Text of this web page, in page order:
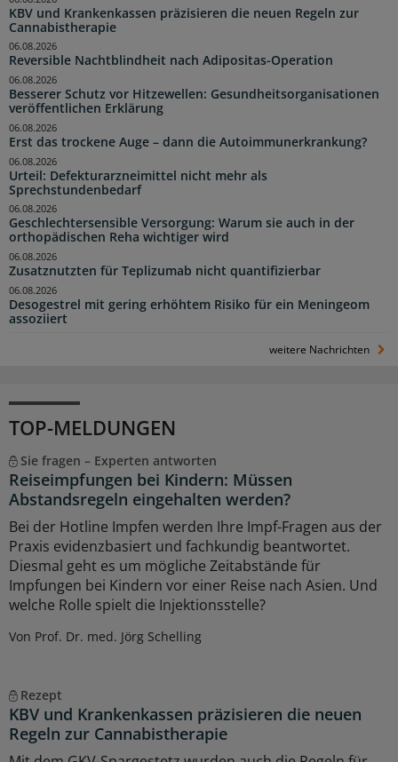
KBV und Krankenkassen präzisieren die neuen Regeln zur
Cannabistherapie
Reversible Nachtblindheit nach Adipositas-Operation
06.08.2026
Besserer Schutz vor Hitzewellen: Gesundheitsorganisationen
veröffentlichen Erklärung
06.08.2026
Erst das trockene Auge – dann die Autoimmunerkrankung?
06.08.2026
Urteil: Defekturarzneimittel nicht mehr als
Sprechstundenbedarf
06.08.2026
Geschlechtersensible Versorgung: Warum sie auch in der
orthopädischen Reha wichtiger wird
06.08.2026
Zusatznutzten für Teplizumab nicht quantifizierbar
06.08.2026
Desogestrel mit gering erhöhtem Risiko für ein Meningeom
assoziiert
06.08.2026
weitere Nachrichten
TOP-MELDUNGEN
Sie fragen – Experten antworten
Reiseimpfungen bei Kindern: Müssen
Abstandsregeln eingehalten werden?
Bei der Hotline Impfen werden Ihre Impf-Fragen aus der
Praxis evidenzbasiert und fachkundig beantwortet.
Diesmal geht es um mögliche Zeitabstände für
Impfungen bei Kindern vor einer Reise nach Asien. Und
welche Rolle spielt die Injektionsstelle?
Von Prof. Dr. med. Jörg Schelling
Rezept
KBV und Krankenkassen präzisieren die neuen
Regeln zur Cannabistherapie